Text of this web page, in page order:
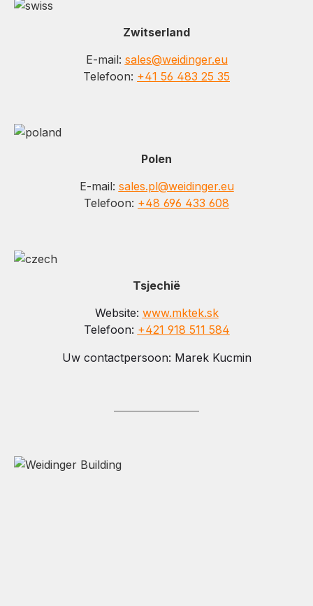
Zwitserland
E-mail: sales@weidinger.eu
Telefoon: +41 56 483 25 35
Polen
E-mail: sales.pl@weidinger.eu
Telefoon: +48 696 433 608
Tsjechië
Website: www.mktek.sk
Telefoon: +421 918 511 584
Uw contactpersoon: Marek Kucmin